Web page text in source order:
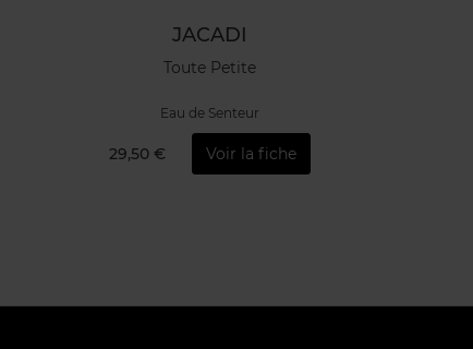
JACADI
Toute Petite
Eau de Senteur
29,50 € Voir la fiche